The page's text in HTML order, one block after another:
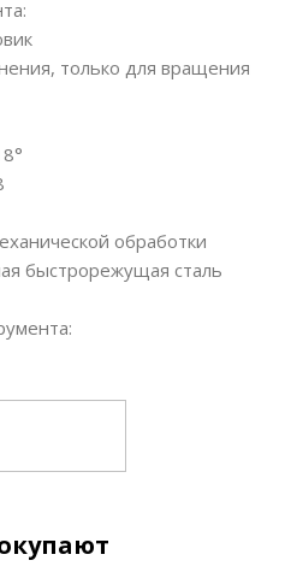
только для вращения
обработки
быстрорежущая сталь